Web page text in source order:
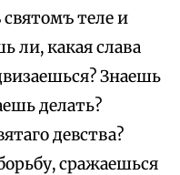
святомъ теле и
ли, какая слава
Знаешь
делать?
девства?
сражаешься